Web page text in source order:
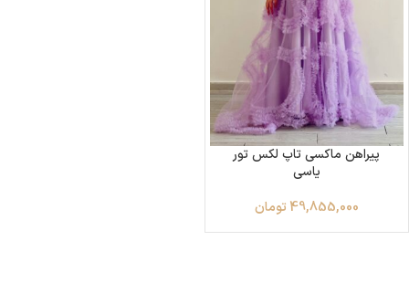
پیراهن ماکسی تاپ لکس تور
یاسی
49,855,000 تومان